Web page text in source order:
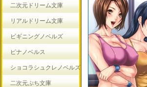
二次元ドリーム文庫
リアルドリーム文庫
ビギニングノベルズ
ピナノベルス
ショコラシュクレノベルズ
二次元ぷち文庫